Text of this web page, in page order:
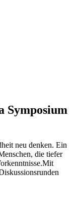
Symposium
neu denken. Ein
die tiefer